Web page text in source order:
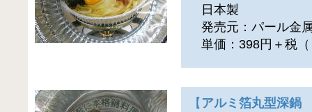
日本製
発売元：パール金
単価：398円＋税（
【 アルミ箔丸型深鍋